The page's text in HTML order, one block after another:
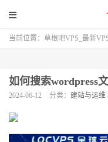
当前位置： 草根吧VPS_最新
如何搜索wordpress
2024-06-12 分类： 建站与运维